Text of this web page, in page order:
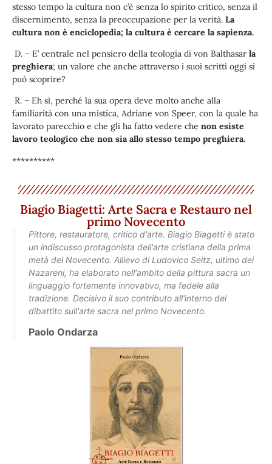
stesso tempo la cultura non c’è senza lo spirito critico, senza il
discernimento, senza la preoccupazione per la verità. La
cultura non è enciclopedia; la cultura è cercare la sapienza.
D. – E’ centrale nel pensiero della teologia di von Balthasar la
preghiera; un valore che anche attraverso i suoi scritti oggi si
può scoprire?
R. – Eh sì, perché la sua opera deve molto anche alla
familiarità con una mistica, Adriane von Speer, con la quale ha
lavorato parecchio e che gli ha fatto vedere che non esiste
lavoro teologico che non sia allo stesso tempo preghiera.
**********
Biagio Biagetti: Arte Sacra e Restauro nel
primo Novecento
Pittore, restauratore, critico d'arte. Biagio Biagetti è stato
un indiscusso protagonista dell'arte cristiana della prima
metà del Novecento. Allievo di Ludovico Seitz, ultimo dei
Nazareni, ha elaborato nell'ambito della pittura sacra un
linguaggio fortemente innovativo, ma fedele alla
tradizione. Decisivo il suo contributo all'interno del
dibattito sull'arte sacra nel primo Novecento.
Paolo Ondarza